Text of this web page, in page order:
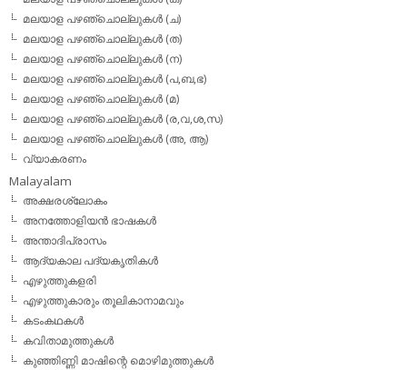
മലയാള പഴഞ്ചൊല്ലുകള്‍ (ച)
മലയാള പഴഞ്ചൊല്ലുകള്‍ (ത)
മലയാള പഴഞ്ചൊല്ലുകള്‍ (ന)
മലയാള പഴഞ്ചൊല്ലുകള്‍ (പ,ബ,ഭ)
മലയാള പഴഞ്ചൊല്ലുകള്‍ (മ)
മലയാള പഴഞ്ചൊല്ലുകള്‍ (ര,വ,ശ,സ)
മലയാള പഴഞ്ചൊല്ലുകൾ (അ, ആ)
വ്യാകരണം
Malayalam
അക്ഷരശ്ലോകം
അനത്തോളിയന്‍ ഭാഷകള്‍
അന്താദിപ്രാസം
ആദ്യകാല പദ്യകൃതികള്‍
എഴുത്തുകളരി
എഴുത്തുകാരും തൂലികാനാമവും
കടംകഥകള്‍
കവിതാമുത്തുകള്‍
കുഞ്ഞിണ്ണി മാഷിന്റെ മൊഴിമുത്തുകള്‍